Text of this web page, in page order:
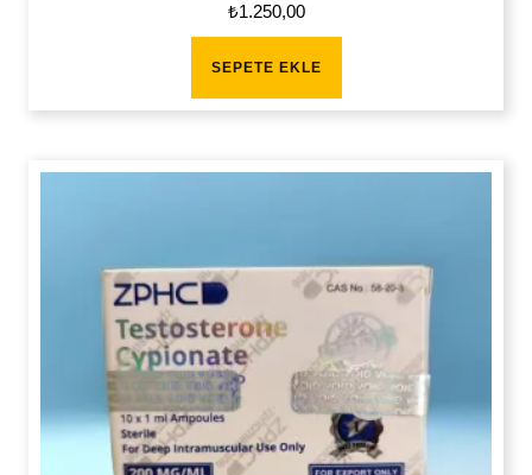
₺1.250,00
SEPETE EKLE